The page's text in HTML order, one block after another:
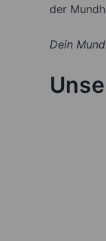
der
Dein